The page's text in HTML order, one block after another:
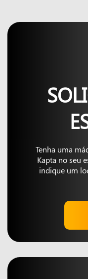
Tenha uma
Kapta no seu
indique um